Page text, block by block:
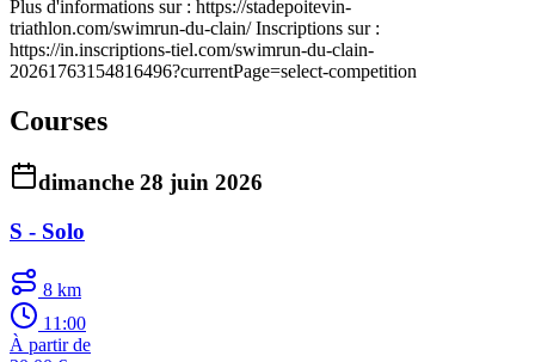
Plus d'informations sur : https://stadepoitevin-
triathlon.com/swimrun-du-clain/Inscriptions sur :
https://in.inscriptions-tiel.com/swimrun-du-clain-
20261763154816496?currentPage=select-competition
Courses
dimanche 28 juin 2026
S - Solo
8 km
11:00
À partir de